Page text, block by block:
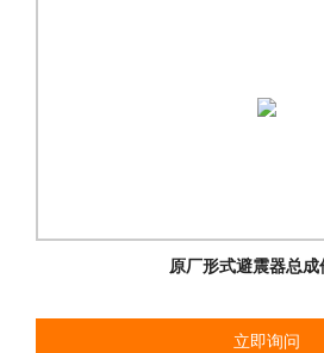
原厂形式避震器总成
立即询问